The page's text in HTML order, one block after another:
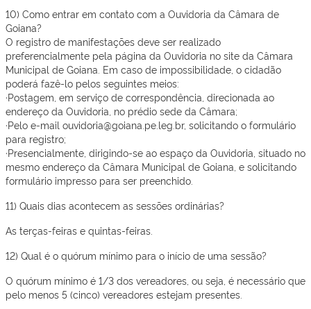
10) Como entrar em contato com a Ouvidoria da Câmara de
Goiana?
O registro de manifestações deve ser realizado
preferencialmente pela página da Ouvidoria no site da Câmara
Municipal de Goiana. Em caso de impossibilidade, o cidadão
poderá fazê-lo pelos seguintes meios:
·Postagem, em serviço de correspondência, direcionada ao
endereço da Ouvidoria, no prédio sede da Câmara;
·Pelo e-mail ouvidoria@goiana.pe.leg.br, solicitando o formulário
para registro;
·Presencialmente, dirigindo-se ao espaço da Ouvidoria, situado no
mesmo endereço da Câmara Municipal de Goiana, e solicitando
formulário impresso para ser preenchido.
11) Quais dias acontecem as sessões ordinárias?
As terças-feiras e quintas-feiras.
12) Qual é o quórum mínimo para o início de uma sessão?
O quórum mínimo é 1/3 dos vereadores, ou seja, é necessário que
pelo menos 5 (cinco) vereadores estejam presentes.